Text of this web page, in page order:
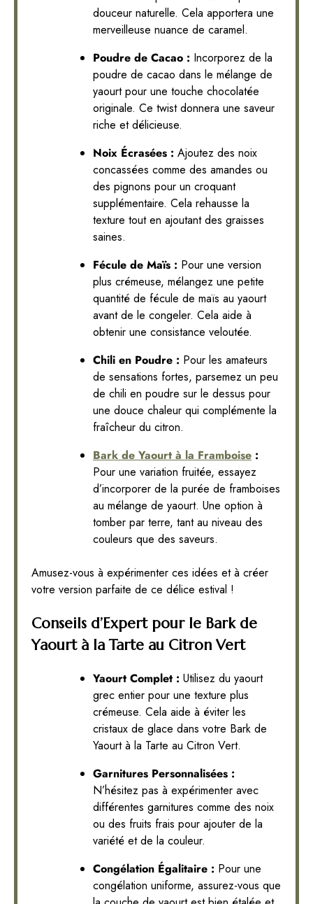
douceur naturelle. Cela apportera une
merveilleuse nuance de caramel.
Poudre de Cacao : Incorporez de la
poudre de cacao dans le mélange de
yaourt pour une touche chocolatée
originale. Ce twist donnera une saveur
riche et délicieuse.
Noix Écrasées : Ajoutez des noix
concassées comme des amandes ou
des pignons pour un croquant
supplémentaire. Cela rehausse la
texture tout en ajoutant des graisses
saines.
Fécule de Maïs : Pour une version
plus crémeuse, mélangez une petite
quantité de fécule de maïs au yaourt
avant de le congeler. Cela aide à
obtenir une consistance veloutée.
Chili en Poudre : Pour les amateurs
de sensations fortes, parsemez un peu
de chili en poudre sur le dessus pour
une douce chaleur qui complémente la
fraîcheur du citron.
Bark de Yaourt à la Framboise :
Pour une variation fruitée, essayez
d’incorporer de la purée de framboises
au mélange de yaourt. Une option à
tomber par terre, tant au niveau des
couleurs que des saveurs.
Amusez-vous à expérimenter ces idées et à créer
votre version parfaite de ce délice estival !
Conseils d’Expert pour le Bark de
Yaourt à la Tarte au Citron Vert
Yaourt Complet : Utilisez du yaourt
grec entier pour une texture plus
crémeuse. Cela aide à éviter les
cristaux de glace dans votre Bark de
Yaourt à la Tarte au Citron Vert.
Garnitures Personnalisées :
N’hésitez pas à expérimenter avec
différentes garnitures comme des noix
ou des fruits frais pour ajouter de la
variété et de la couleur.
Congélation Égalitaire : Pour une
congélation uniforme, assurez-vous que